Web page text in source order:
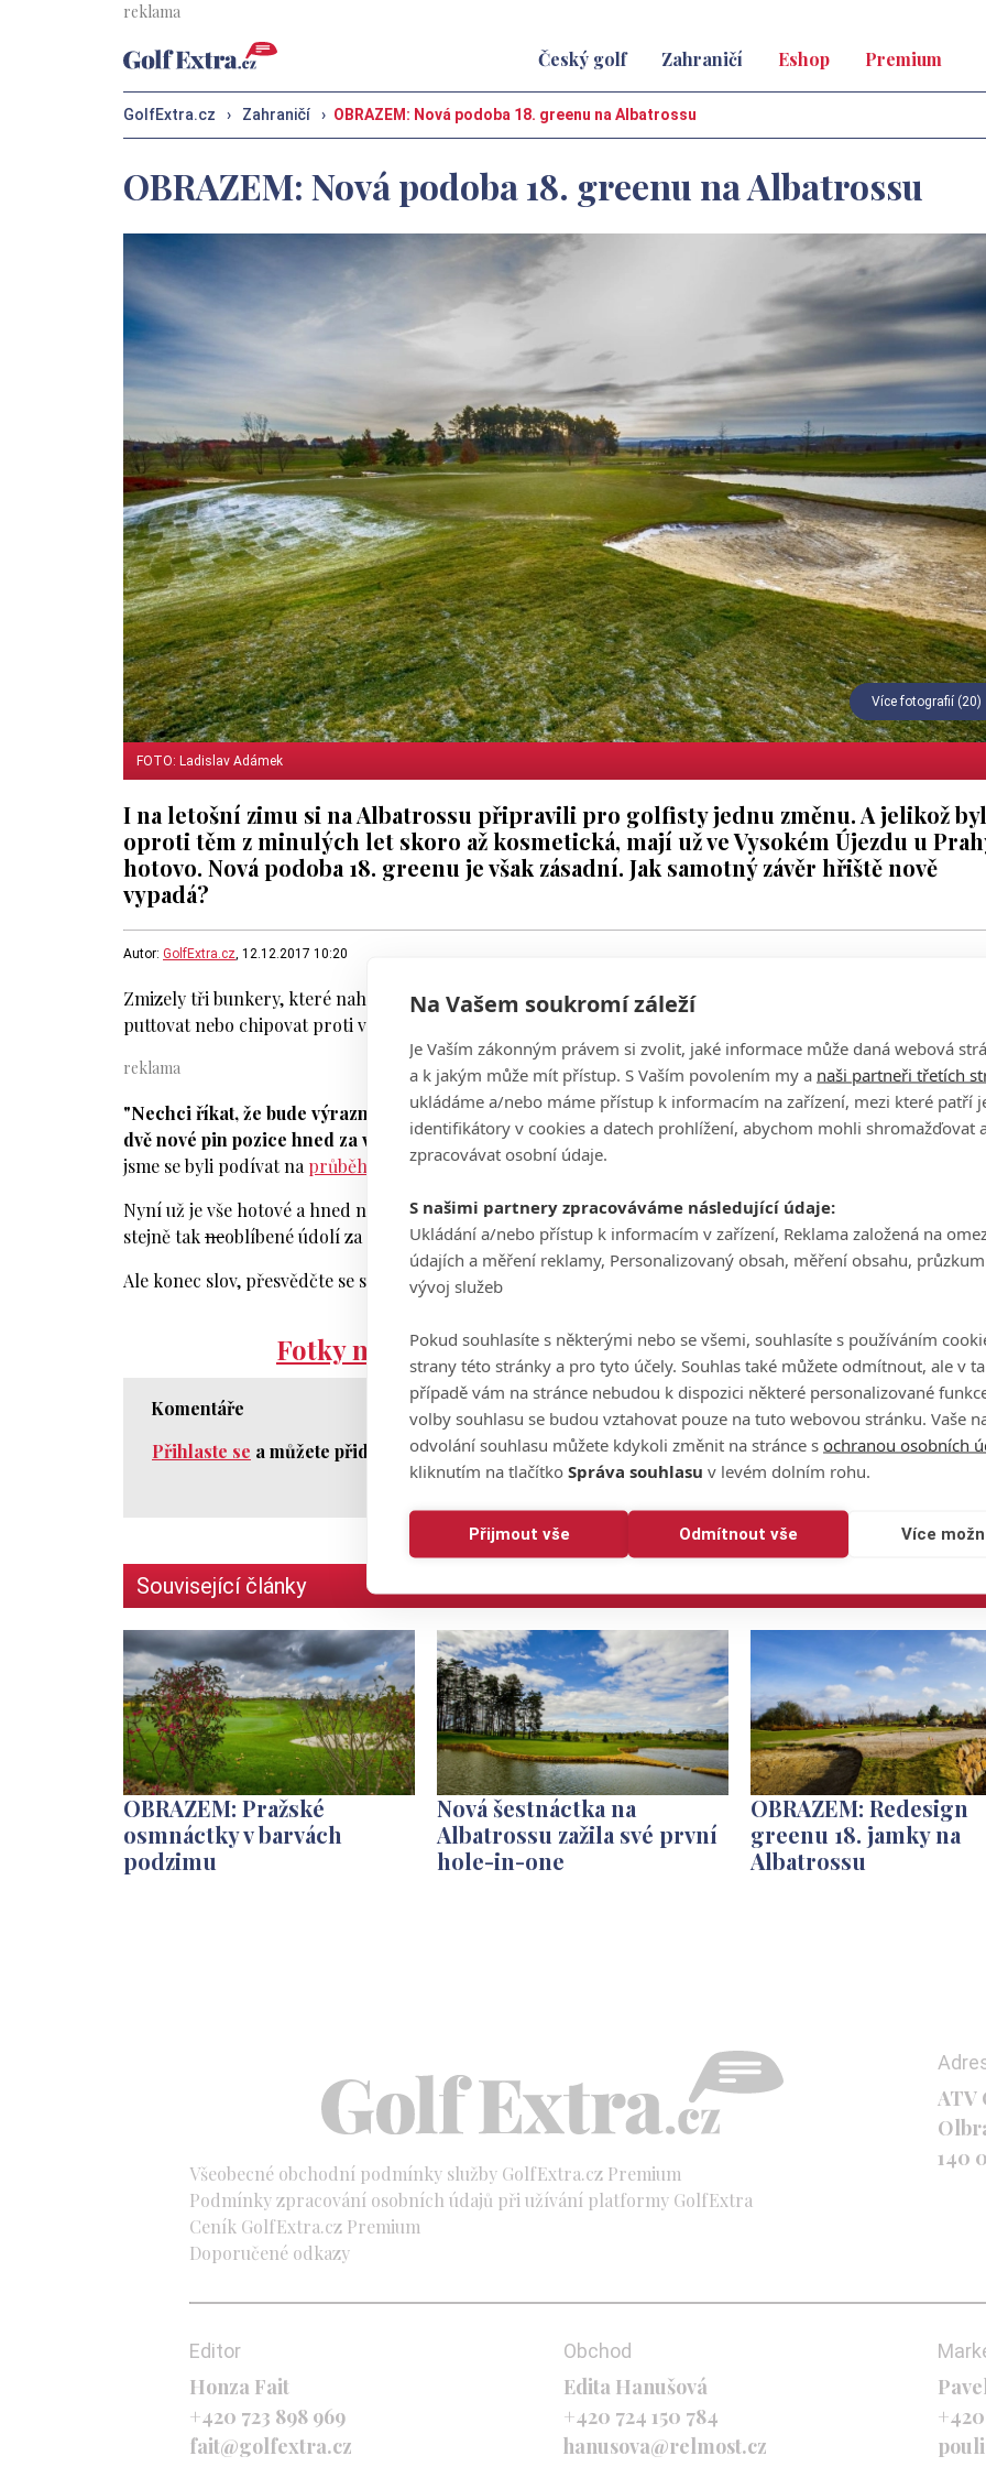
Na Vašem soukromí záleží
Je Vaším zákonným právem si zvolit, jaké informace může daná webová
a k jakým může mít přístup. S Vaším povolením my a naši partneři třetích
ukládáme a/nebo máme přístup k informacím na zařízení, mezi které patří
identifikátory v cookies a datech prohlížení, abychom mohli shromažďovat
zpracovávat osobní údaje.
S našimi partnery zpracováváme následující údaje:
Ukládání a/nebo přístup k informacím v zařízení, Reklama založená na
údajích a měření reklamy, Personalizovaný obsah, měření obsahu,
vývoj služeb
Pokud souhlasíte s některými nebo se všemi, souhlasíte s používáním
strany této stránky a pro tyto účely. Souhlas také můžete odmítnout, ale v
případě vám na stránce nebudou k dispozici některé personalizované
volby souhlasu se budou vztahovat pouze na tuto webovou stránku. Vaše
odvolání souhlasu můžete kdykoli změnit na stránce s ochranou osobních
kliknutím na tlačítko Správa souhlasu v levém dolním rohu.
Přijmout vše Odmítnout vše Více
Český golf Zahraničí Eshop Premium
GolfExtra.cz › Zahraničí › OBRAZEM: Nová podoba 18. greenu na Albatrossu
OBRAZEM: Nová podoba 18. greenu na Albatrossu
Více fotografií (20)
FOTO: Ladislav Adámek
I na letošní zimu si na Albatrossu připravili pro golfisty jednu změnu. A jelikož
oproti těm z minulých let skoro až kosmetická, mají už ve Vysokém Újezdu u
hotovo. Nová podoba 18. greenu je však zásadní. Jak samotný závěr hřiště nově
vypadá?
Autor: GolfExtra.cz, 12.12.2017 10:20
Zmizely tři bunkery, které nahradil jeden nový po pravé straně a "Údolí smrti" za greenem, odkud se bude
puttovat nebo chipovat proti vodě. A to skutečně PROTI vodě, green byl totiž posunut až na její samý okraj.
"Nechci říkat, že bude výrazně těžší, ale druhá rána do greenu bude mnohem atraktivnější. Budou
dvě nové pin pozice hned za vodou,"řekl nám v listopadu generální manažer resortu Stanislav Lisner,
jsme se byli podívat naprůběh stavby.
Nyní už je vše hotové a hned na první pohled je jasné, že jeho slova budou platit. Voda bude mnohem více
stejně takneoblíbené údolí za greenem, které znají hráči mimo jiné z nové podoby 16. jamky.
Ale konec slov, přesvědčte se sami.
Fotky nové podoby 18. greenu na Albatrossu zde
Komentáře
Přihlaste se a můžete přidat komentář.
Související články
OBRAZEM: Pražské
osmnáctky v barvách
podzimu
Nová šestnáctka na
Albatrossu zažila své první
hole-in-one
OBRAZEM: Redesign
greenu 18. jamky na
Albatrossu
Všeobecné obchodní podmínky služby GolfExtra.cz Premium
Podmínky zpracování osobních údajů při užívání platformy GolfExtra
Ceník GolfExtra.cz Premium
Doporučené odkazy
ATV
140
Editor
Honza Fait
+420 723 898 969
fait@golfextra.cz
Obchod
Edita Hanušová
+420 724 150 784
hanusova@relmost.cz